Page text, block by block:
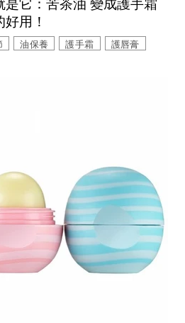
用！
油保養 護手霜 護唇膏